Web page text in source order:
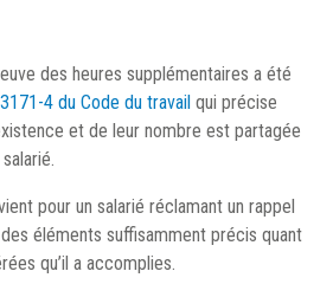
des heures supplémentaires a été
4 du Code du travail qui précise
et de leur nombre est partagée
pour un salarié réclamant un rappel
éléments suffisamment précis quant
qu’il a accomplies.